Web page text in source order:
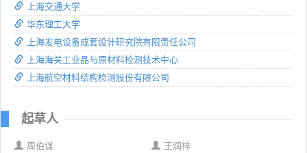
上海交通大学
华东理工大学
上海发电设备成套设计研究院有限责任公司
上海海关工业品与原材料检测技术中心
上海航空材料结构检测股份有限公司
起草人
周伯谋
王润梓